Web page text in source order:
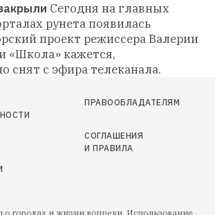
Сегодня на главных
рунета появилась
проект режиссера Валерии
«Школа» кажется,
снят с эфира телеканала.
ПРАВООБЛАДАТЕЛЯМ
СОГЛАШЕНИЯ
И ПРАВИЛА
городах и жизни вопреки. Использование